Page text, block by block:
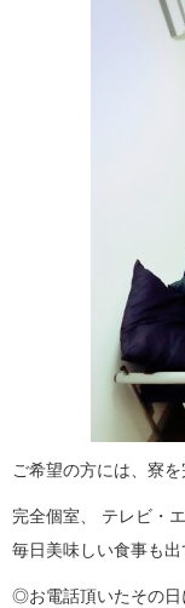
ご希望の方には、寮を
完全個室、 テレビ・
毎日美味しい食事も出
◎お電話頂いたその日